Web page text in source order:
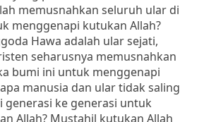
memusnahkan seluruh ular di
menggenapi kutukan Allah?
Hawa adalah ular sejati,
seharusnya memusnahkan
bumi ini untuk menggenapi
manusia dan ular tidak saling
generasi ke generasi untuk
Allah? Mustahil kutukan Allah